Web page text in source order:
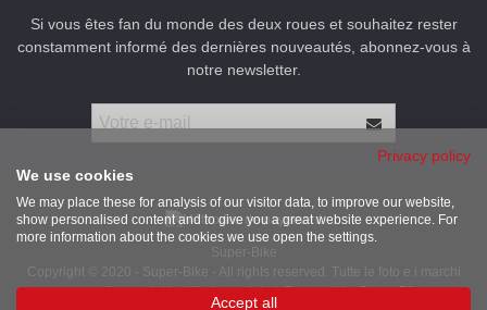
Si vous êtes fan du monde des deux roues et souhaitez rester
constamment informé des dernières nouveautés, abonnez-vous à
notre newsletter.
Super-Bike
Copyright © 2020 - Super-Bike - All rights reserved. Tutte le foto e i marchi
presenti sono dei legittimi proprietari. Powered by Super-Bike
Privacy policy
We use cookies
We may place these for analysis of our visitor data, to improve our website,
show personalised content and to give you a great website experience. For
more information about the cookies we use open the settings.
Accept all